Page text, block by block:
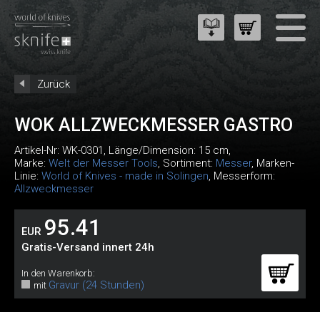
Zurück
WOK ALLZWECKMESSER GASTRO
Artikel-Nr: WK-0301 , Länge/Dimension: 15 cm,
Marke: Welt der Messer Tools, Sortiment: Messer, Marken-
Linie: World of Knives - made in Solingen, Messerform:
Allzweckmesser
EUR 95.41
Gratis-Versand innert 24h
In den Warenkorb:
mit Gravur (24 Stunden)